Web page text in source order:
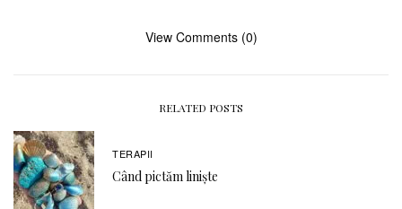
View Comments (0)
RELATED POSTS
TERAPII
Când pictăm liniște